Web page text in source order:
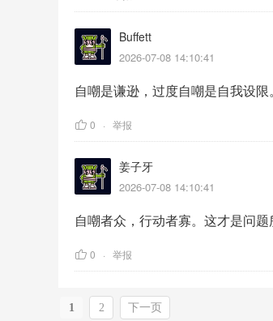
Buffett
2026-07-08 14:10:41
自嘲是谦逊，过度自嘲是自我设
0 举报
姜子牙
2026-07-08 14:10:41
自嘲者众，行动者寡。这才是问题
0 举报
1 2 下一页